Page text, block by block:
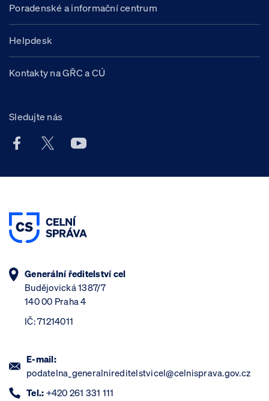
Poradenské a informační centrum
Helpdesk
Kontakty na GŘC a CÚ
Sledujte nás
Facebook účet Celní správy ČR
X účet Celní správy ČR
Youtube účet Celní správy ČR
Generální ředitelství cel
Budějovická 1387/7
140 00 Praha 4
IČ: 71214011
E-mail:
podatelna_generalnireditelstvicel@celnisprava.gov.cz
Tel.: +420 261 331 111